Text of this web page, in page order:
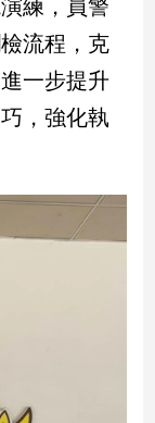
練，員警
流程，克
一步提升
，強化執